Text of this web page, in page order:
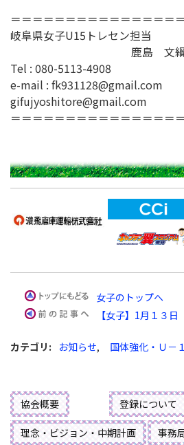
＝＝＝＝＝＝＝＝＝＝＝＝＝＝＝
岐阜県女子U15トレセン担当
鹿島 文
Tel : 080-5113-4908
e-mail : fk931128@gmail.com
gifujyoshitore@gmail.com
＝＝＝＝＝＝＝＝＝＝＝＝＝＝＝
女子のトップへ
【女子】1月１３
カテゴリ : お知らせ, 国体強化・Ｕ－
協会概要 登録について
理念・ビジョン・中期計画 事務